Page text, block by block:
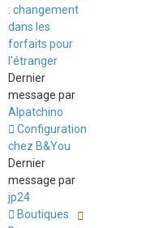
: changement
dans les
forfaits pour
l'étranger
Dernier
message par
Alpatchino
Configuration
chez B&You
Dernier
message par
jp24
Boutiques